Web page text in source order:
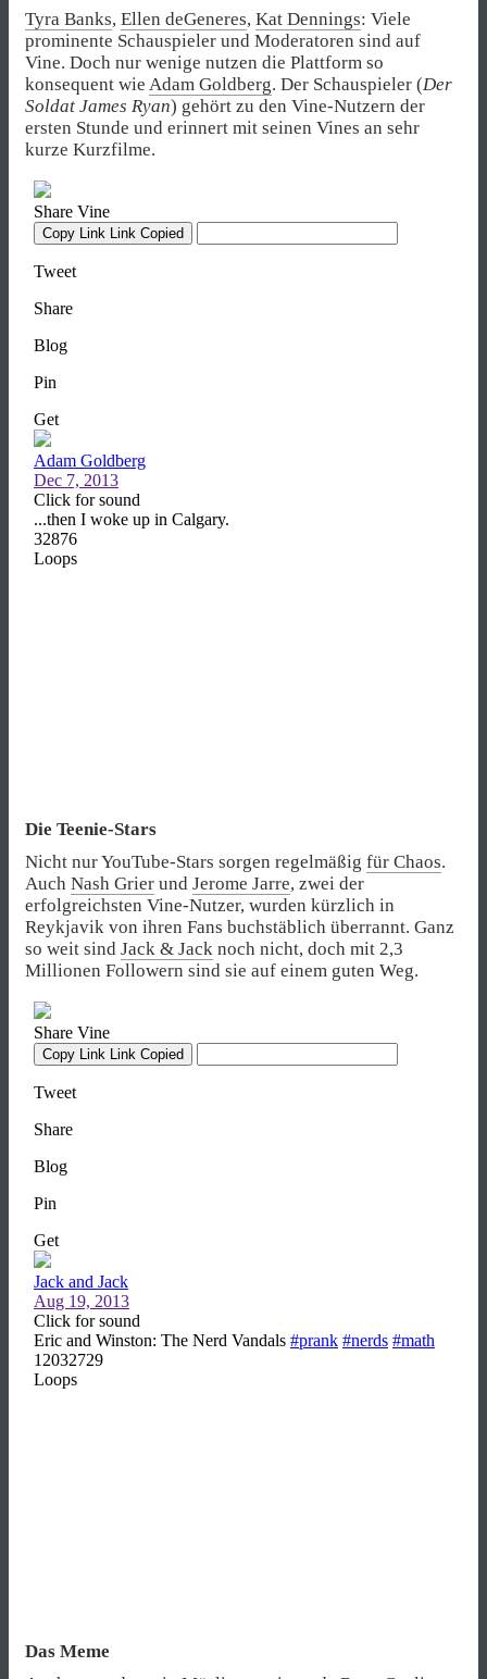
Tyra Banks, Ellen deGeneres, Kat Dennings: Viele
prominente Schauspieler und Moderatoren sind auf
Vine. Doch nur wenige nutzen die Plattform so
konsequent wie Adam Goldberg. Der Schauspieler (Der
Soldat James Ryan) gehört zu den Vine-Nutzern der
ersten Stunde und erinnert mit seinen Vines an sehr
kurze Kurzfilme.
Die Teenie-Stars
Nicht nur YouTube-Stars sorgen regelmäßig für Chaos.
Auch Nash Grier und Jerome Jarre, zwei der
erfolgreichsten Vine-Nutzer, wurden kürzlich in
Reykjavik von ihren Fans buchstäblich überrannt. Ganz
so weit sind Jack & Jack noch nicht, doch mit 2,3
Millionen Followern sind sie auf einem guten Weg.
Das Meme